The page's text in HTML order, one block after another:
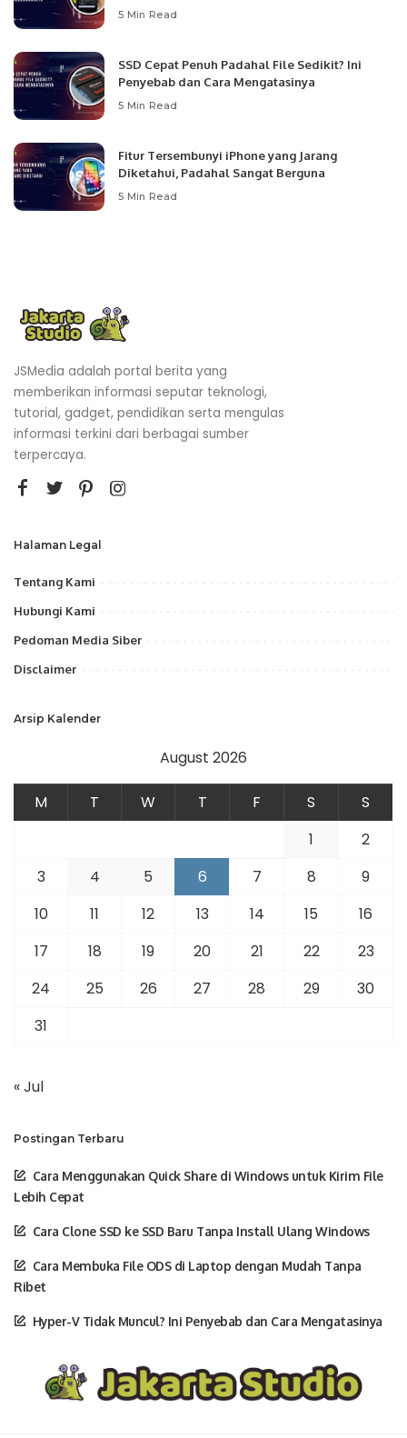
5 Min Read
SSD Cepat Penuh Padahal File Sedikit? Ini
Penyebab dan Cara Mengatasinya
5 Min Read
Fitur Tersembunyi iPhone yang Jarang
Diketahui, Padahal Sangat Berguna
5 Min Read
JSMedia adalah portal berita yang
memberikan informasi seputar teknologi,
tutorial, gadget, pendidikan serta mengulas
informasi terkini dari berbagai sumber
terpercaya.
Halaman Legal
Tentang Kami
Hubungi Kami
Pedoman Media Siber
Disclaimer
Arsip Kalender
August 2026
M T W T F S
S
1
2
3
4 5 6 7 8
9
10
11 12 13 14 15
16
17
18 19 20 21 22
23
24
25 26 27 28 29
30
31
« Jul
Postingan Terbaru
Cara Menggunakan Quick Share di Windows untuk Kirim File
Lebih Cepat
Cara Clone SSD ke SSD Baru Tanpa Install Ulang Windows
Cara Membuka File ODS di Laptop dengan Mudah Tanpa
Ribet
Hyper-V Tidak Muncul? Ini Penyebab dan Cara Mengatasinya